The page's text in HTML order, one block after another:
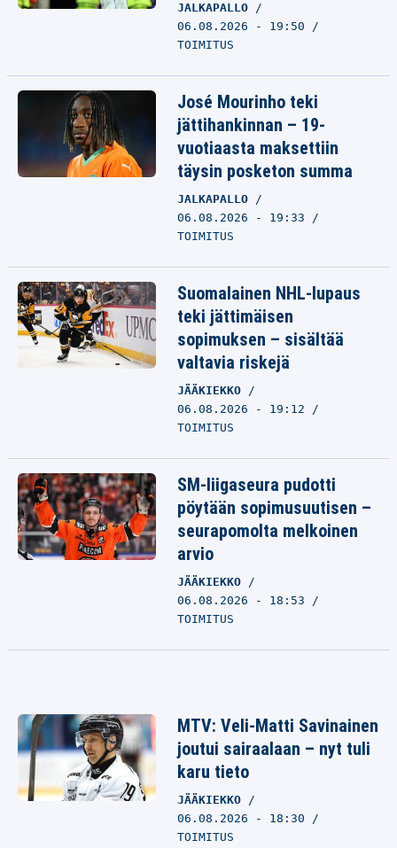
JALKAPALLO
06.08.2026 - 19:50
TOIMITUS
José Mourinho teki
jättihankinnan – 19-
vuotiaasta maksettiin
täysin posketon summa
JALKAPALLO
06.08.2026 - 19:33
TOIMITUS
Suomalainen NHL-lupaus
teki jättimäisen
sopimuksen – sisältää
valtavia riskejä
JÄÄKIEKKO
06.08.2026 - 19:12
TOIMITUS
SM-liigaseura pudotti
pöytään sopimusuutisen –
seurapomolta melkoinen
arvio
JÄÄKIEKKO
06.08.2026 - 18:53
TOIMITUS
MTV: Veli-Matti Savinainen
joutui sairaalaan – nyt tuli
karu tieto
JÄÄKIEKKO
06.08.2026 - 18:30
TOIMITUS